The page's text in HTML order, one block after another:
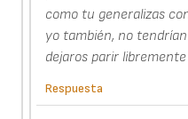
como tu generalizas
yo también, no
dejaros parir
Respuesta